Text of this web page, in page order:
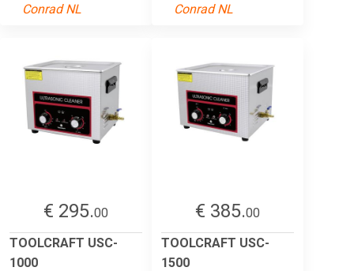
Conrad NL
Conrad NL
€ 295.00
TOOLCRAFT USC-
1000
€ 385.00
TOOLCRAFT USC-
1500